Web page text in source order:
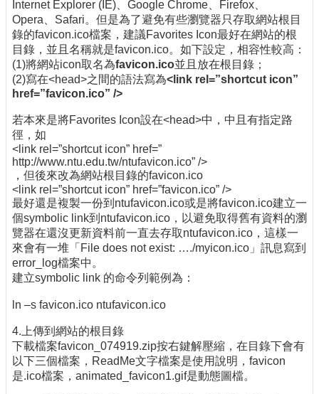
Internet Explorer (IE)、Google Chrome、Firefox、
Opera、Safari。但是為了避免有些瀏覽器只存取網站根目
錄的favicon.ico檔案，建議Favorites Icon最好在網站的根
目錄，並且名稱就是favicon.ico。如下設定，相容性較高：
(1)將網站icon取名為favicon.ico並且放在根目錄；
(2)寫在<head>之間的語法寫為<link rel=”shortcut icon”
href=”favicon.ico” />
若本來是將Favorites Icon設在<head>中，中且有指定路
徑，如
<link rel=”shortcut icon” href=”
http://www.ntu.edu.tw/ntufavicon.ico” />
，但後來改為網站根目錄的favicon.ico
<link rel=”shortcut icon” href=”favicon.ico” />
最好還是複製一份到ntufavicon.ico或是將favicon.ico建立一
個symbolic link到ntufavicon.ico，以避免取得舊有資料的瀏
覽器在還沒更新資料前一直去存取ntufavicon.ico，這樣一
來會有一堆「File does not exist: …./myicon.ico」訊息寫到
error_log檔案中。
建立symbolic link 的命令列範例為：
ln –s favicon.ico ntufavicon.ico
4.上傳到網站的根目錄
下載檔案favicon_074919.zip按右鍵解壓縮，在目錄下會有
以下三個檔案，ReadMe文字檔案是使用說明，favicon
是.ico檔案，animated_favicon1.gif是動態圖檔。